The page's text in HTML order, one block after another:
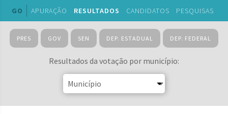
GO APURAÇÃO RESULTADOS CANDIDATOS PESQUISAS
PRES GOV SEN DEP. ESTADUAL DEP. FEDERAL
Resultados da votação por município: